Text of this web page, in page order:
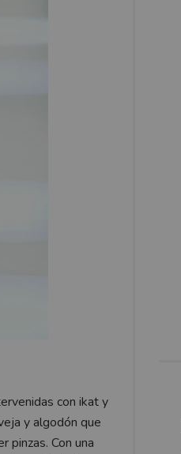
con ikat y
y algodón que
pinzas. Con una